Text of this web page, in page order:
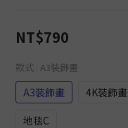
NT$790
款式 : A3裝飾畫
A3裝飾畫 4K裝飾畫
地毯C